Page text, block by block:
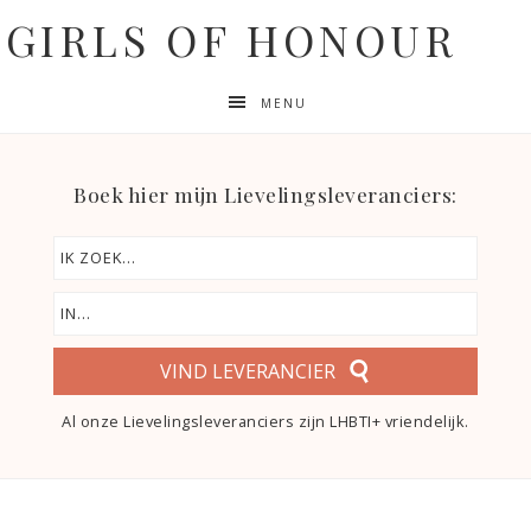
GIRLS OF HONOUR
MENU
Boek hier mijn Lievelingsleveranciers:
VIND LEVERANCIER
Al onze Lievelingsleveranciers zijn LHBTI+ vriendelijk.